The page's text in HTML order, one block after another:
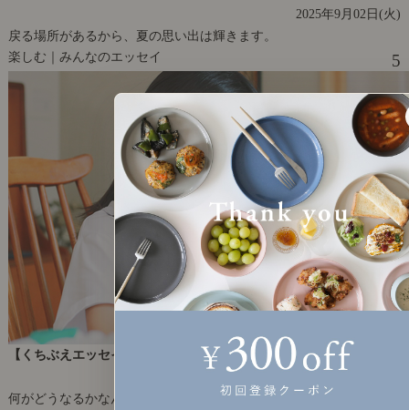
2025年9月02日(火)
戻る場所があるから、夏の思い出は輝きます。
楽しむ｜みんなのエッセイ
5
【くちぶえエッセイ】つまるところ、正解なんてない
何がどうなるかなんて、誰にもわからない。